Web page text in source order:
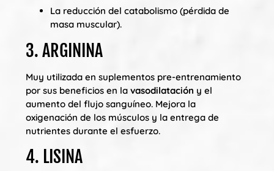
La reducción del catabolismo (pérdida de
masa muscular).
3. ARGININA
Muy utilizada en suplementos pre-entrenamiento
por sus beneficios en la vasodilatación y el
aumento del flujo sanguíneo. Mejora la
oxigenación de los músculos y la entrega de
nutrientes durante el esfuerzo.
4. LISINA